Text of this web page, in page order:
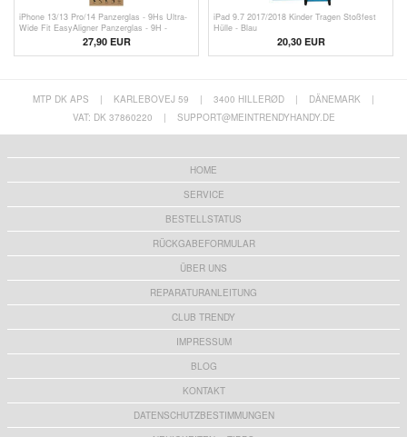
iPhone 13/13 Pro/14 Panzerglas - 9Hs Ultra-
Wide Fit EasyAligner Panzerglas - 9H -
27,90 EUR
iPad 9.7 2017/2018 Kinder Tragen Stoßfest
Hülle - Blau
20,30 EUR
MTP DK APS | KARLEBOVEJ 59 | 3400 HILLERØD | DÄNEMARK
|
VAT: DK 37860220
| SUPPORT@MEINTRENDYHANDY.DE
HOME
SERVICE
BESTELLSTATUS
RÜCKGABEFORMULAR
ÜBER UNS
REPARATURANLEITUNG
CLUB TRENDY
IMPRESSUM
BLOG
KONTAKT
DATENSCHUTZBESTIMMUNGEN